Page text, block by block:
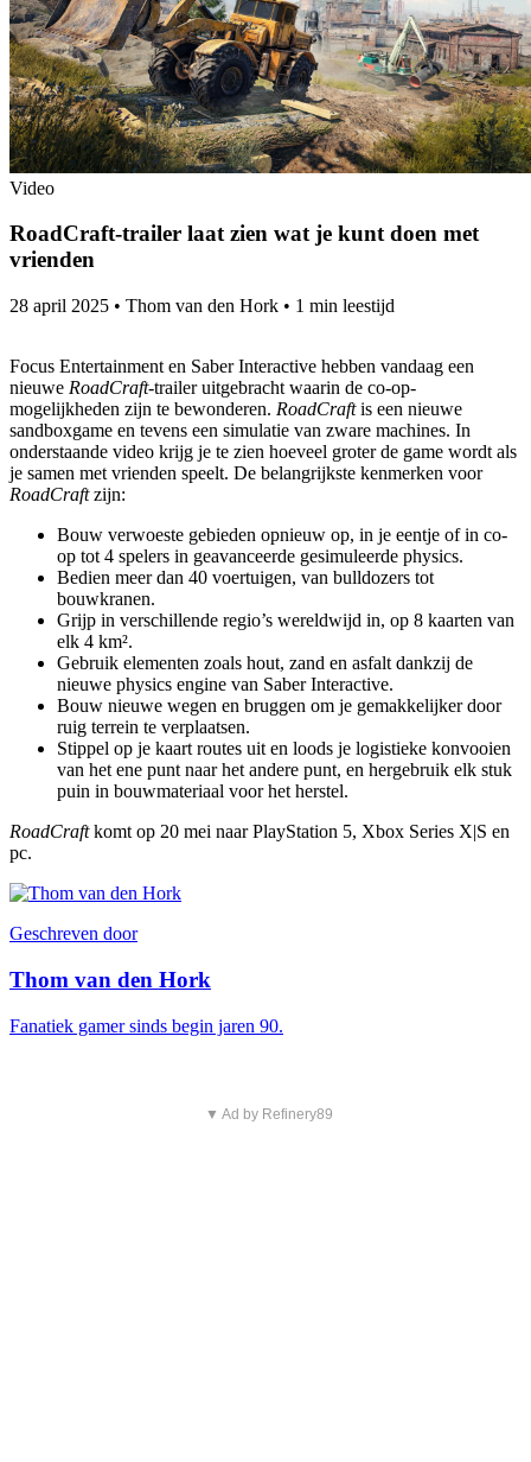
Video
RoadCraft-trailer laat zien wat je kunt doen met
vrienden
28 april 2025 • Thom van den Hork • 1 min leestijd
Focus Entertainment en Saber Interactive hebben vandaag een
nieuwe RoadCraft-trailer uitgebracht waarin de co-op-
mogelijkheden zijn te bewonderen. RoadCraftis een nieuwe
sandboxgame en tevens een simulatie van zware machines. In
onderstaande video krijg je te zien hoeveel groter de game wordt als
je samen met vrienden speelt. De belangrijkste kenmerken voor
RoadCraftzijn:
Bouw verwoeste gebieden opnieuw op, in je eentje of in co-
op tot 4 spelers in geavanceerde gesimuleerde physics.
Bedien meer dan 40 voertuigen, van bulldozers tot
bouwkranen.
Grijp in verschillende regio’s wereldwijd in, op 8 kaarten van
elk 4 km².
Gebruik elementen zoals hout, zand en asfalt dankzij de
nieuwe physics engine van Saber Interactive.
Bouw nieuwe wegen en bruggen om je gemakkelijker door
ruig terrein te verplaatsen.
Stippel op je kaart routes uit en loods je logistieke konvooien
van het ene punt naar het andere punt, en hergebruik elk stuk
puin in bouwmateriaal voor het herstel.
RoadCraftkomt op 20 mei naar PlayStation 5, Xbox Series X|S en
pc.
Geschreven door
Thom van den Hork
Fanatiek gamer sinds begin jaren 90.
▼ Ad by Refinery89